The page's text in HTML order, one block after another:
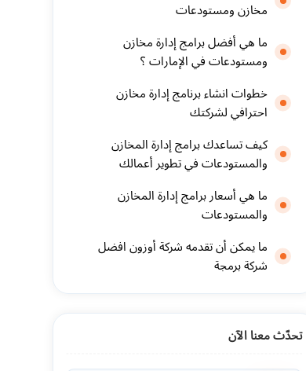
مخازن ومستودعات
ما هي أفضل برامج إدارة مخازن
ومستودعات في الإمارات ؟
خطوات انشاء برنامج إدارة مخازن
احترافي لشركتك
كيف تساعدك برامج إدارة المخازن
والمستودعات في تطوير أعمالك
ما هي أسعار برامج إدارة المخازن
والمستودعات
ما يمكن أن تقدمه شركة أوزون افضل
شركة برمجة
تحدّث معنا الآن